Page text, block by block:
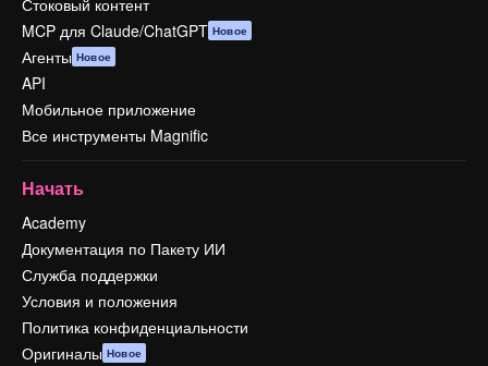
Стоковый контент
MCP для Claude/ChatGPT Новое
Агенты Новое
API
Мобильное приложение
Все инструменты Magnific
Начать
Academy
Документация по Пакету ИИ
Служба поддержки
Условия и положения
Политика конфиденциальности
Оригиналы Новое